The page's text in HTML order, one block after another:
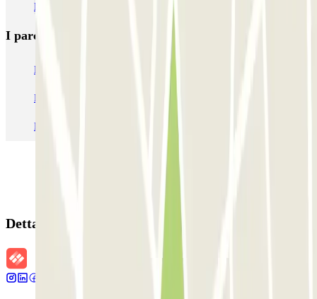
Parcheggio vicino a Via Maqueda
I parcheggi
Parcheggio Venezia Parcheggio Piazzale Roma Venezia
Parcheggio Roma Parcheggio Milano
Parcheggio Malpensa Terminal 1 Parcheggio Malpensa
Dettagli della prenotazione